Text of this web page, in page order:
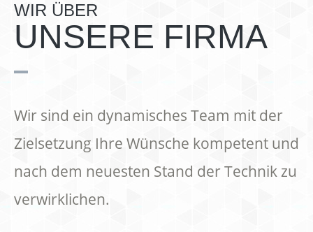
WIR ÜBER
UNSERE FIRMA
Wir sind ein dynamisches Team mit der
Zielsetzung Ihre Wünsche kompetent und
nach dem neuesten Stand der Technik zu
verwirklichen.